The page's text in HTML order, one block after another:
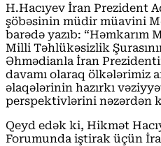
H.Hacıyev İran Prezident
şöbəsinin müdir müavini
barədə yazıb: “Həmkarım
Milli Təhlükəsizlik
Əhmədianla İran
davamı olaraq ölkələrimiz
əlaqələrinin hazırkı
perspektivlərini nəzərdən
Qeyd edək ki, Hikmət
Forumunda iştirak üçün